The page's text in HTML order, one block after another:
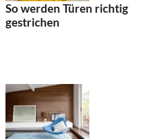
So werden Türen richtig
gestrichen